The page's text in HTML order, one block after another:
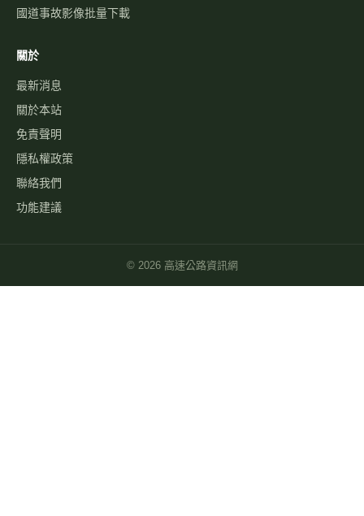
國道事故影像批量下載
關於
最新消息
關於本站
免責聲明
隱私權政策
聯絡我們
功能建議
© 2026高速公路資訊網